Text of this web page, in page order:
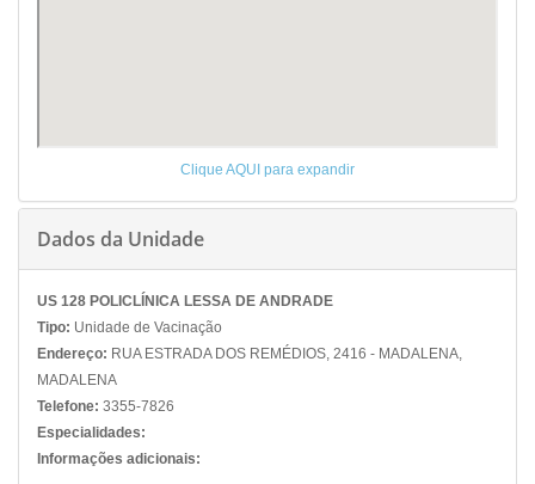
Clique AQUI para expandir
Dados da Unidade
US 128 POLICLÍNICA LESSA DE ANDRADE
Tipo: Unidade de Vacinação
Endereço: RUA ESTRADA DOS REMÉDIOS, 2416 - MADALENA,
MADALENA
Telefone: 3355-7826
Especialidades:
Informações adicionais: